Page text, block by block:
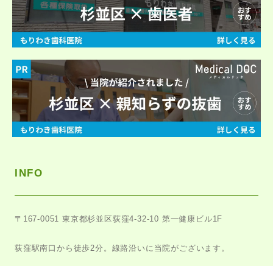
INFO
〒167-0051 東京都杉並区荻窪4-32-10 第一健康ビル1F
荻窪駅南口から徒歩2分。 線路沿いに当院がございます。